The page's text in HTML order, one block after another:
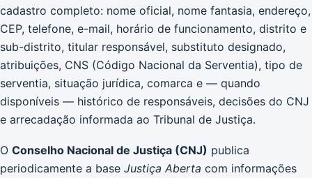
cadastro completo: nome oficial, nome fantasia, endereço,
CEP, telefone, e-mail, horário de funcionamento, distrito e
sub-distrito, titular responsável, substituto designado,
atribuições, CNS (Código Nacional da Serventia), tipo de
serventia, situação jurídica, comarca e — quando
disponíveis — histórico de responsáveis, decisões do CNJ
e arrecadação informada ao Tribunal de Justiça.
O Conselho Nacional de Justiça (CNJ) publica
periodicamente a base Justiça Aberta com informações